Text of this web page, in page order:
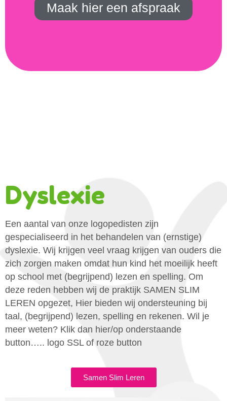
Maak hier een afspraak
Dyslexie
Een aantal van onze logopedisten zijn
gespecialiseerd in het behandelen van (ernstige)
dyslexie. Wij krijgen veel vraag krijgen van ouders die
zich zorgen maken omdat hun kind het moeilijk heeft
op school met (begrijpend) lezen en spelling. Om
deze reden hebben wij de praktijk SAMEN SLIM
LEREN opgezet, Hier bieden wij ondersteuning bij
taal, (begrijpend) lezen, spelling en rekenen. Wil je
meer weten? Klik dan hier/op onderstaande
button….. logo SSL of roze button
Samen Slim Leren